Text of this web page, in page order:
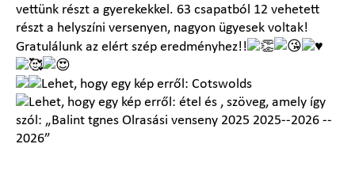
vettünk részt a gyerekekkel. 63 csapatból 12 vehetett
részt a helyszíni versenyen, nagyon ügyesek voltak!
Gratulálunk az elért szép eredményhez!!